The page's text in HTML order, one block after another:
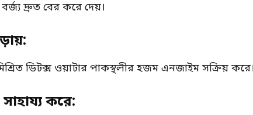
দ্রুত বের করে দেয়।
ডিটক্স ওয়াটার পাকস্থলীর হজম এনজাইম সক্রিয় করে।
করে: